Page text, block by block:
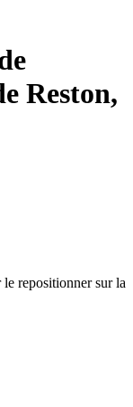
Reston,
repositionner sur la